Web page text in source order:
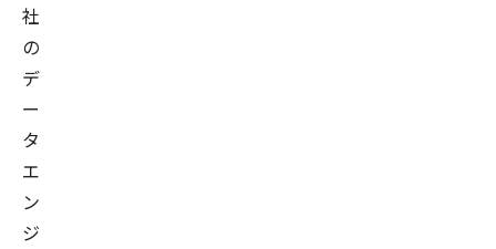
社
の
デ
ー
タ
エ
ン
ジ